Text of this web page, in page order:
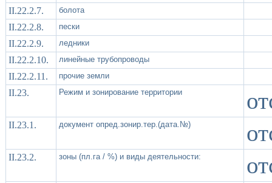
II.22.2.7. болота
II.22.2.8. пески
II.22.2.9. ледники
II.22.2.10. линейные трубопроводы
II.22.2.11. прочие земли
II.23. Режим и зонирование территории
II.23.1. документ опред.зонир.тер.(дата.№)
II.23.2. зоны (пл.га / %) и виды деятельности: